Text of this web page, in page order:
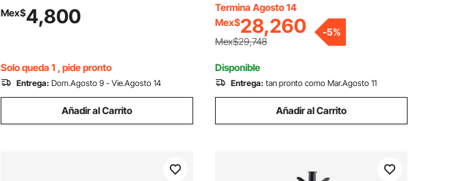
elaboración de cerveza casera,
termómetro incorporado para whisky,
Mex$4,800
Solo queda 1 , pide pronto
Entrega: Dom.Agosto 9 - Vie.Agosto 14
Añadir al Carrito
preparar 180 tazas de margaritas,
batidos y granizados, ideal para fiestas
en casa, restaurantes, cafeterías y
Termina Agosto 14
Mex$28,260
Mex$29,748
-5%
Disponible
Entrega: tan pronto como Mar.Agosto 11
Añadir al Carrito